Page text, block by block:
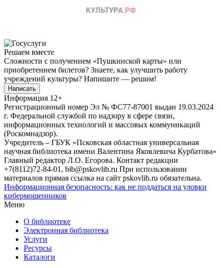
Решаем вместе
Сложности с получением «Пушкинской карты» или
приобретением билетов? Знаете, как улучшить работу
учреждений культуры? Напишите — решим!
Написать
Информация 12+
Регистрационный номер Эл № ФС77-87001 выдан 19.03.2024
г. Федеральной службой по надзору в сфере связи,
информационных технологий и массовых коммуникаций
(Роскомнадзор).
Учредитель – ГБУК «Псковская областная универсальная
научная библиотека имени Валентина Яковлевича Курбатова»
Главный редактор Л.О. Егорова. Контакт редакции
+7(8112)72-84-01, bib@pskovlib.ru При использовании
материалов прямая ссылка на сайт pskovlib.ru обязательна.
Информационная безопасность: как не поддаться на уловки
кибермошенников
Меню
О библиотеке
Электронная библиотека
Услуги
Ресурсы
Каталоги